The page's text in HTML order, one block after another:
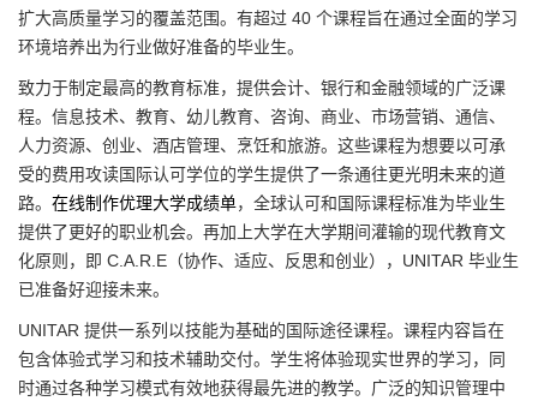
扩大高质量学习的覆盖范围。有超过 40 个课程旨在通过全面的学习
环境培养出为行业做好准备的毕业生。
致力于制定最高的教育标准，提供会计、银行和金融领域的广泛课
程。信息技术、教育、幼儿教育、咨询、商业、市场营销、通信、
人力资源、创业、酒店管理、烹饪和旅游。这些课程为想要以可承
受的费用攻读国际认可学位的学生提供了一条通往更光明未来的道
路。 在线制作优理大学成绩单，全球认可和国际课程标准为毕业生
提供了更好的职业机会。再加上大学在大学期间灌输的现代教育文
化原则，即 C.A.R.E（协作、适应、反思和创业），UNITAR 毕业生
已准备好迎接未来。
UNITAR 提供一系列以技能为基础的国际途径课程。课程内容旨在
包含体验式学习和技术辅助交付。学生将体验现实世界的学习，同
时通过各种学习模式有效地获得最先进的教学。广泛的知识管理中